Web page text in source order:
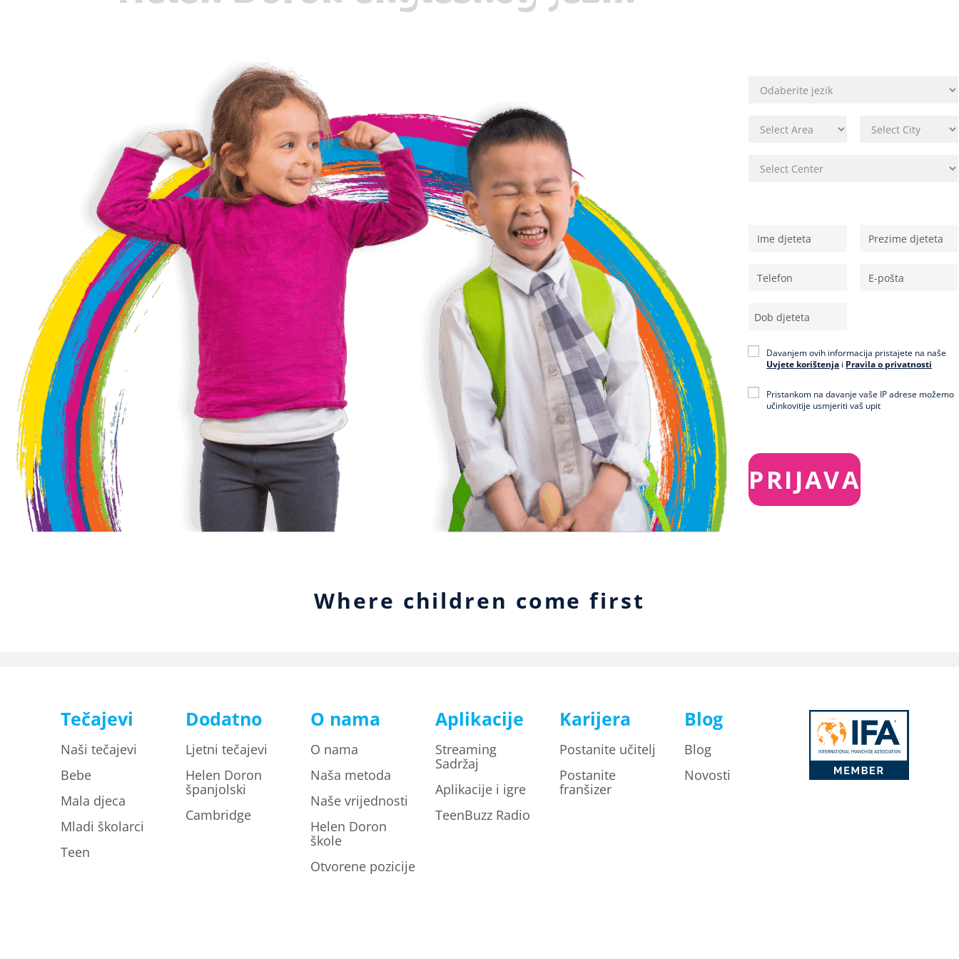
Davanjem ovih informacija pristajete na naše
Uvjete korištenja i Pravila o privatnosti
Pristankom na davanje vaše IP adrese možemo
učinkovitije usmjeriti vaš upit
Where children come first
Tečajevi
Naši tečajevi
Bebe
Mala djeca
Mladi školarci
Teen
Dodatno
Ljetni tečajevi
Helen Doron
španjolski
Cambridge
O nama
O nama
Naša metoda
Naše vrijednosti
Helen Doron
škole
Otvorene pozicije
Aplikacije
Streaming
Sadržaj
Aplikacije i igre
TeenBuzz Radio
Karijera
Postanite učitelj
Postanite
franšizer
Blog
Blog
Novosti